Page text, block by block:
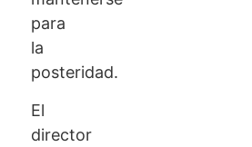
para
la
posteridad.
El
director